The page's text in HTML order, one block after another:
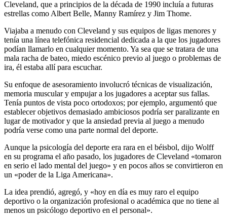
Cleveland, que a principios de la década de 1990 incluía a futuras
estrellas como Albert Belle, Manny Ramírez y Jim Thome.
Viajaba a menudo con Cleveland y sus equipos de ligas menores y
tenía una línea telefónica residencial dedicada a la que los jugadores
podían llamarlo en cualquier momento. Ya sea que se tratara de una
mala racha de bateo, miedo escénico previo al juego o problemas de
ira, él estaba allí para escuchar.
Su enfoque de asesoramiento involucró técnicas de visualización,
memoria muscular y empujar a los jugadores a aceptar sus fallas.
Tenía puntos de vista poco ortodoxos; por ejemplo, argumentó que
establecer objetivos demasiado ambiciosos podría ser paralizante en
lugar de motivador y que la ansiedad previa al juego a menudo
podría verse como una parte normal del deporte.
Aunque la psicología del deporte era rara en el béisbol, dijo Wolff
en su programa el año pasado, los jugadores de Cleveland «tomaron
en serio el lado mental del juego» y en pocos años se convirtieron en
un «poder de la Liga Americana».
La idea prendió, agregó, y «hoy en día es muy raro el equipo
deportivo o la organización profesional o académica que no tiene al
menos un psicólogo deportivo en el personal».